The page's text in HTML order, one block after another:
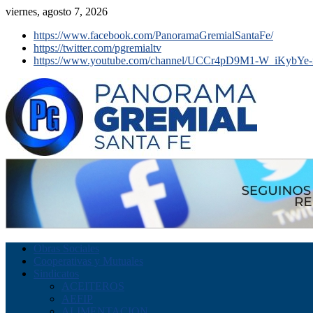
viernes, agosto 7, 2026
https://www.facebook.com/PanoramaGremialSantaFe/
https://twitter.com/pgremialtv
https://www.youtube.com/channel/UCCr4pD9M1-
Obras Sociales
Cooperativas y Mutuales
Sindicatos
ACEITEROS
AEFIP